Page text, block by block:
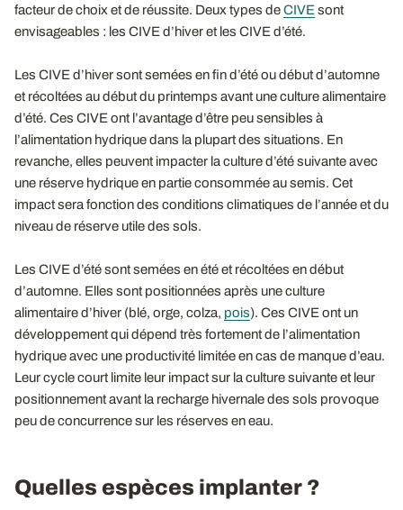
facteur de choix et de réussite. Deux types deCIVEsont
envisageables : les CIVE d’hiver et les CIVE d’été.
Les CIVE d’hiver sont semées en fin d’été ou début d’automne
et récoltées au début du printemps avant une culture alimentaire
d’été. Ces CIVE ont l’avantage d’être peu sensibles à
l’alimentation hydrique dans la plupart des situations. En
revanche, elles peuvent impacter la culture d’été suivante avec
une réserve hydrique en partie consommée au semis. Cet
impact sera fonction des conditions climatiques de l’année et du
niveau de réserve utile des sols.
Les CIVE d’été sont semées en été et récoltées en début
d’automne. Elles sont positionnées après une culture
alimentaire d’hiver (blé, orge, colza, pois). Ces CIVE ont un
développement qui dépend très fortement de l’alimentation
hydrique avec une productivité limitée en cas de manque d’eau.
Leur cycle court limite leur impact sur la culture suivante et leur
positionnement avant la recharge hivernale des sols provoque
peu de concurrence sur les réserves en eau.
Quelles espèces implanter ?